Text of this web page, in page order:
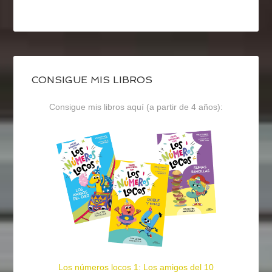
CONSIGUE MIS LIBROS
Consigue mis libros aquí (a partir de 4 años):
Los números locos 1: Los amigos del 10